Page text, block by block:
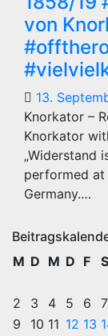
von
13.
Knorkator –
Knorkator
„Widerstand
performed at
Germany.…
M D M D F S
2
3 4 5 6 7
9
10 11 12 13